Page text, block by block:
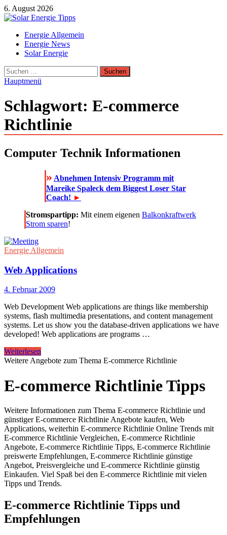
Zum
Inhalt
6. August 2026
Solar Energie Tipps
Solar Energie und Photovoltaik Informationen und Tipps
Energie Allgemein
Energie News
Solar Energie
Suchen
nach:
Hauptmenü
Schlagwort: E-commerce
Richtlinie
Computer Technik Informationen
» Abnehmen Intensiv Programm mit
Mareike Spaleck dem Biggest Loser Star
Coach! ►
Stromspartipp: Mit einem eigenen Balkonkraftwerk
Strom sparen!
Energie Allgemein
Web Applications
4. Februar 2009
Web Development Web applications are things like membership
systems, flash multimedia presentations, and content management
systems. Let us show you the database-driven applications we have
developed! Web applications are programs …
Weiterlesen
Weitere Angebote zum Thema E-commerce Richtlinie
E-commerce Richtlinie Tipps
Weitere Informationen zum Thema E-commerce Richtlinie und
günstiger E-commerce Richtlinie Angebote kaufen, Web
Applications, weiterhin E-commerce Richtlinie Online Trends mit
E-commerce Richtlinie Vergleichen, E-commerce Richtlinie
Angebote, E-commerce Richtlinie Tipps, E-commerce Richtlinie
preiswerte Empfehlungen, E-commerce Richtlinie günstige
Angebot, Preisvergleiche und E-commerce Richtlinie günstig
Einkaufen. Viel Spaß bei den E-commerce Richtlinie mit vielen
Tipps und Trends.
E-commerce Richtlinie Tipps und
Empfehlungen